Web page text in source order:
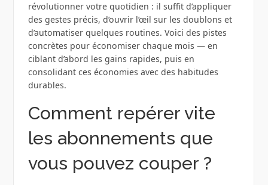
révolutionner votre quotidien : il suffit d’appliquer
des gestes précis, d’ouvrir l’œil sur les doublons et
d’automatiser quelques routines. Voici des pistes
concrètes pour économiser chaque mois — en
ciblant d’abord les gains rapides, puis en
consolidant ces économies avec des habitudes
durables.
Comment repérer vite
les abonnements que
vous pouvez couper ?